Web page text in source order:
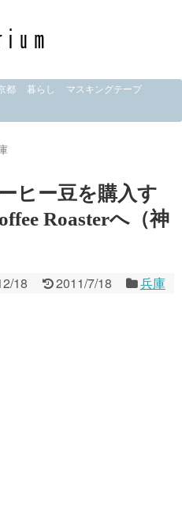
都 暮らし
マスキングテープ
ヒー豆を購入す
Roasterへ（神
18 2011/7/18 兵庫